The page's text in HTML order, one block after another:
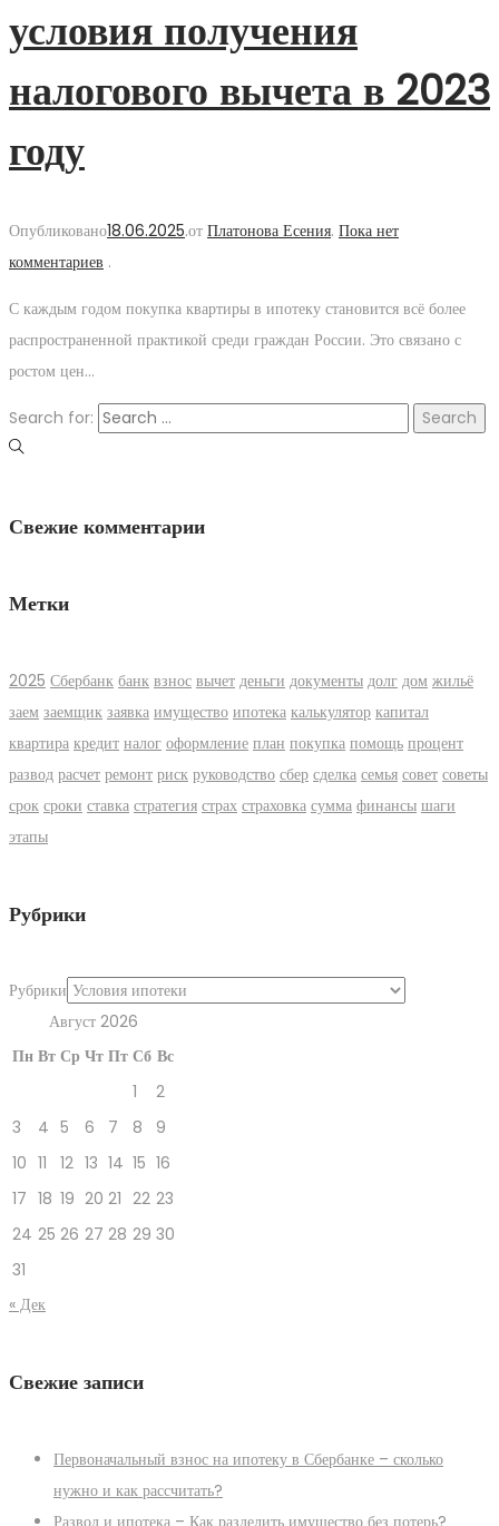
условия получения
налогового вычета в 2023
году
Опубликовано18.06.2025.от Платонова Есения. Пока нет
комментариев .
С каждым годом покупка квартиры в ипотеку становится всё более
распространенной практикой среди граждан России. Это связано с
ростом цен…
Search for:
Свежие комментарии
Метки
2025 Сбербанк банк взнос вычет деньги документы долг дом жильё
заем заемщик заявка имущество ипотека калькулятор капитал
квартира кредит налог оформление план покупка помощь процент
развод расчет ремонт риск руководство сбер сделка семья совет советы
срок сроки ставка стратегия страх страховка сумма финансы шаги
этапы
Рубрики
Рубрики
Август 2026
Пн Вт Ср Чт Пт Сб Вс
1
2
3
4 5 6 7 8
9
10 11 12 13 14 15 16
17 18 19 20 21 22 23
24 25 26 27 28 29 30
31
« Дек
Свежие записи
Первоначальный взнос на ипотеку в Сбербанке – сколько
нужно и как рассчитать?